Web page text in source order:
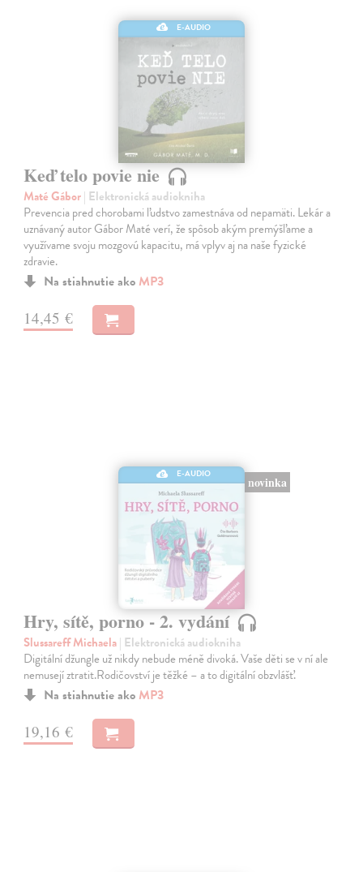
E-AUDIO
Keď telo povie nie
Maté Gábor| Elektronická audiokniha
Prevencia pred chorobami ľudstvo zamestnáva od nepamäti. Lekár a
uznávaný autor Gábor Maté verí, že spôsob akým premýšľame a
využívame svoju mozgovú kapacitu, má vplyv aj na naše fyzické
zdravie.
Na stiahnutie ako MP3
14,45 €
E-AUDIO
novinka
Hry, sítě, porno - 2. vydání
Slussareff Michaela| Elektronická audiokniha
Digitální džungle už nikdy nebude méně divoká. Vaše děti se v ní ale
nemusejí ztratit.Rodičovství je těžké – a to digitální obzvlášť.
Na stiahnutie ako MP3
19,16 €